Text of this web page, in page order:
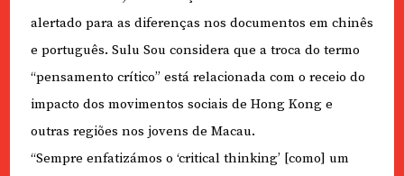
alertado para as diferenças nos documentos em chinês
e português. Sulu Sou considera que a troca do termo
“pensamento crítico” está relacionada com o receio do
impacto dos movimentos sociais de Hong Kong e
outras regiões nos jovens de Macau.
“Sempre enfatizámos o ‘critical thinking’ [como] um